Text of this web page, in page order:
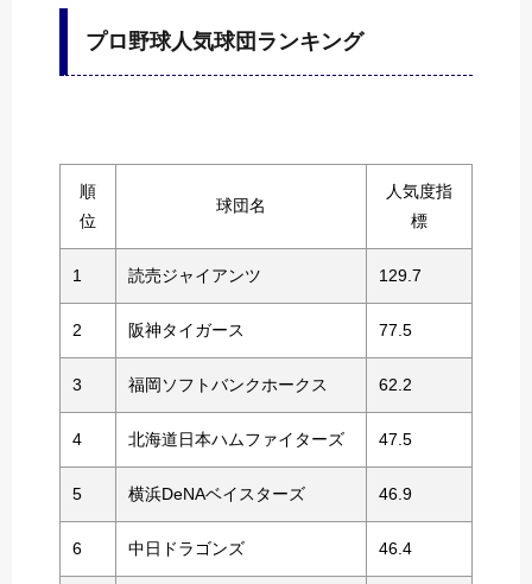
プロ野球人気球団ランキング
順
位
球団名
人気度指
標
1 読売ジャイアンツ 129.7
2 阪神タイガース 77.5
3 福岡ソフトバンクホークス 62.2
4 北海道日本ハムファイターズ 47.5
5 横浜DeNAベイスターズ 46.9
6 中日ドラゴンズ 46.4